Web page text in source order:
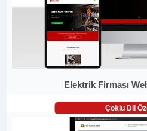
Elektrik Firması
Çoklu Dil